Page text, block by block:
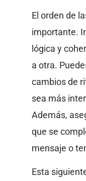
El orden de
importante.
lógica y
a otra.
cambios de
sea más
Además,
que se
mensaje o
Esta